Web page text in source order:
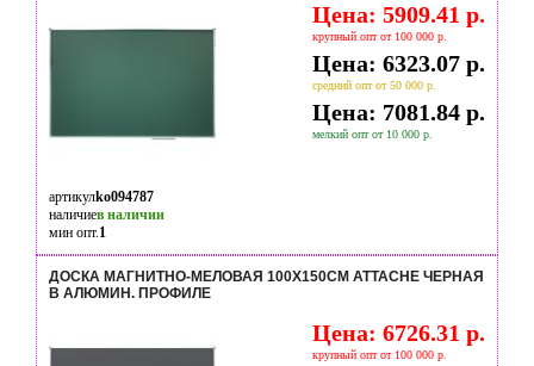
Цена: 5909.41 р.
крупный опт от 100 000 р.
Цена: 6323.07 р.
средний опт от 50 000 р.
Цена: 7081.84 р.
мелкий опт от 10 000 р.
артикулko094787
наличиев наличии
мин опт.1
ДОСКА МАГНИТНО-МЕЛОВАЯ 100Х150СМ ATTACHE ЧЕРНАЯ
В АЛЮМИН. ПРОФИЛЕ
Цена: 6726.31 р.
крупный опт от 100 000 р.